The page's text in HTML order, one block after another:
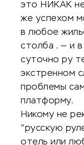
это НИКАК
же успехом
в любое
столба . — и
суточно ру
экстренном
проблемы
платформу.
Никому не
"русскую
отель или